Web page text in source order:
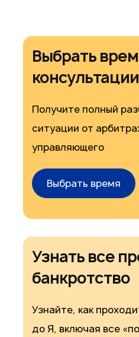
Выбрать
консультации
Получите полный
ситуации от
управляющего
Выбрать время
Узнать все
банкротство
Узнайте, как
до Я, включая все